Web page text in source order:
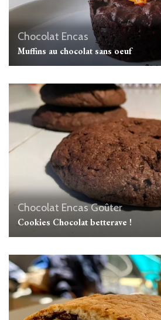
Chocolat Encas
Muffins au chocolat sans oeuf
Chocolat EncasGoûter
Cookies Chocolat betterave !